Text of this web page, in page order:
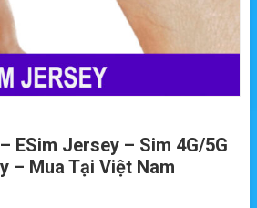
ESim Jersey – Sim 4G/5G
– Mua Tại Việt Nam